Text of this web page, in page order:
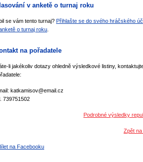
v anketě o turnaj roku
se vám tento turnaj? Přihlašte se do svého hráčského
o turnaj roku
na pořadatele
li jakékoliv dotazy ohledně výsledkové listiny,
katkamisov@email.cz
739751502
Podrobné výsledky
Zpět
na Facebooku